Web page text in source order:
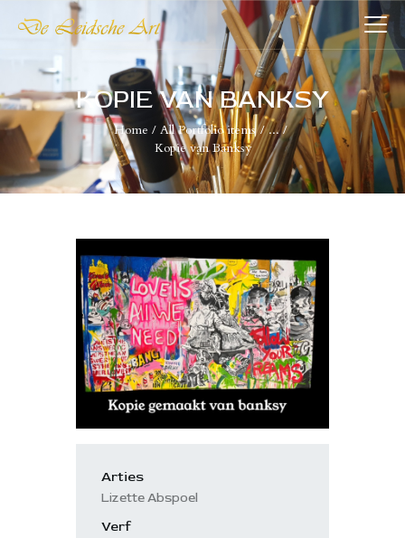
KOPIE VAN BANKSY
Home All Portfolio items
...
Kopie van Banksy
DE LEIDSCHE ART
De plaatst voor kunst
HOME
COLLECTIES
VERENIGING
NIEUWS
CONTACT
Arties
Lizette Abspoel
Verf